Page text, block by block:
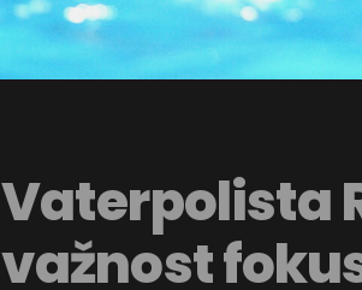
Vaterpolista
važnost